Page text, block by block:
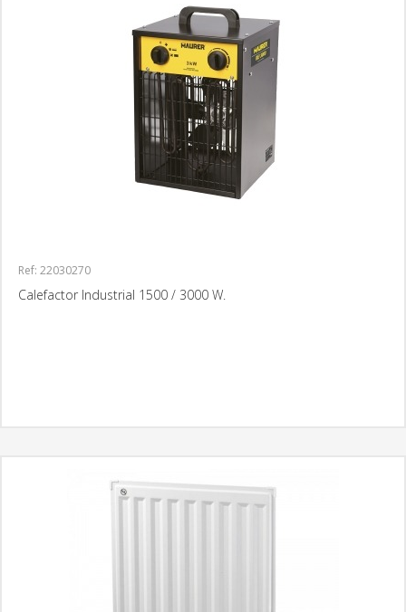
Ref: 22030270
Calefactor Industrial 1500 / 3000 W.